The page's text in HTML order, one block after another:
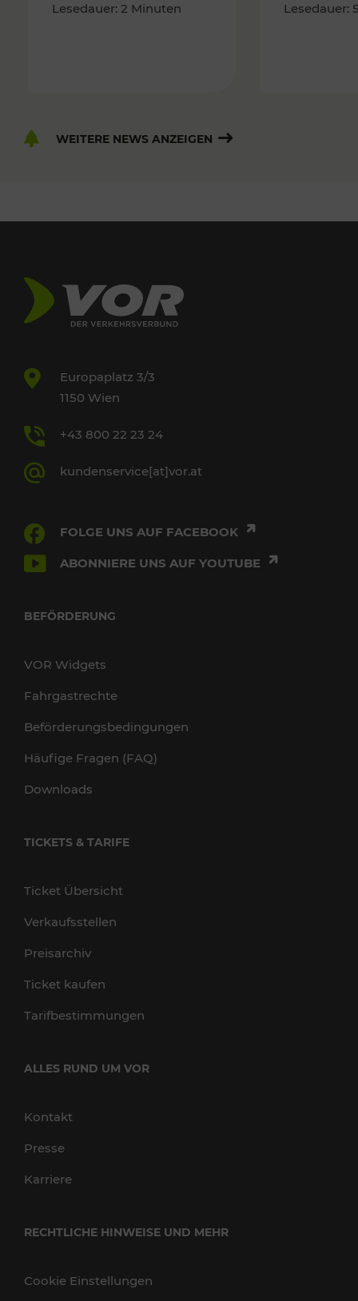
Lesedauer: 2 Minuten Lesedauer:
WEITERE NEWS ANZEIGEN
Europaplatz 3/3
1150 Wien
+43 800 22 23 24
kundenservice[at]vor.at
FOLGE UNS AUF FACEBOOK
ABONNIERE UNS AUF YOUTUBE
BEFÖRDERUNG
VOR Widgets
Fahrgastrechte
Beförderungsbedingungen
Häufige Fragen (FAQ)
Downloads
TICKETS & TARIFE
Ticket Übersicht
Verkaufsstellen
Preisarchiv
Ticket kaufen
Tarifbestimmungen
ALLES RUND UM VOR
Kontakt
Presse
Karriere
RECHTLICHE HINWEISE UND MEHR
Cookie Einstellungen